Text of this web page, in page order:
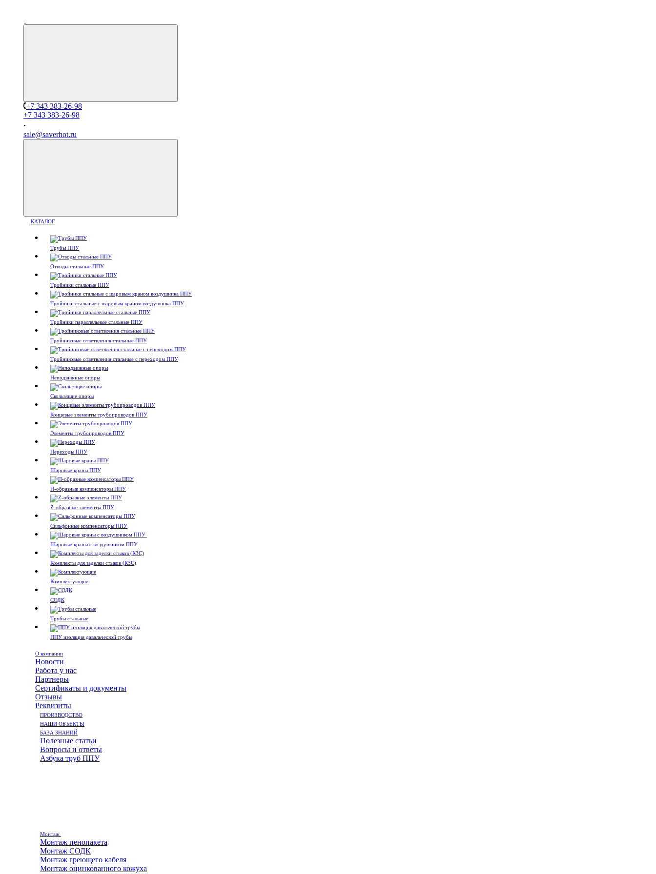
+7 343 383-26-98
+7 343 383-26-98
sale@saverhot.ru
КАТАЛОГ
Трубы ППУ
Отводы стальные ППУ
Тройники стальные ППУ
Тройники стальные с шаровым краном воздушника ППУ
Тройники параллельные стальные ППУ
Тройниковые ответвления стальные ППУ
Тройниковые ответвления стальные с переходом ППУ
Неподвижные опоры
Скользящие опоры
Концевые элементы трубопроводов ППУ
Элементы трубопроводов ППУ
Переходы ППУ
Шаровые краны ППУ
П-образные компенсаторы ППУ
Z-образные элементы ППУ
Сильфонные компенсаторы ППУ
Шаровые краны с воздушником ППУ
Комплекты для заделки стыков (КЗС)
Комплектующие
СОДК
Трубы стальные
ППУ изоляция давальческой трубы
О компании
Новости
Работа у нас
Партнеры
Сертификаты и документы
Отзывы
Реквизиты
ПРОИЗВОДСТВО
НАШИ ОБЪЕКТЫ
БАЗА ЗНАНИЙ
Полезные статьи
Вопросы и ответы
Азбука труб ППУ
Монтаж
Монтаж пенопакета
Монтаж СОДК
Монтаж греющего кабеля
Монтаж оцинкованного кожуха